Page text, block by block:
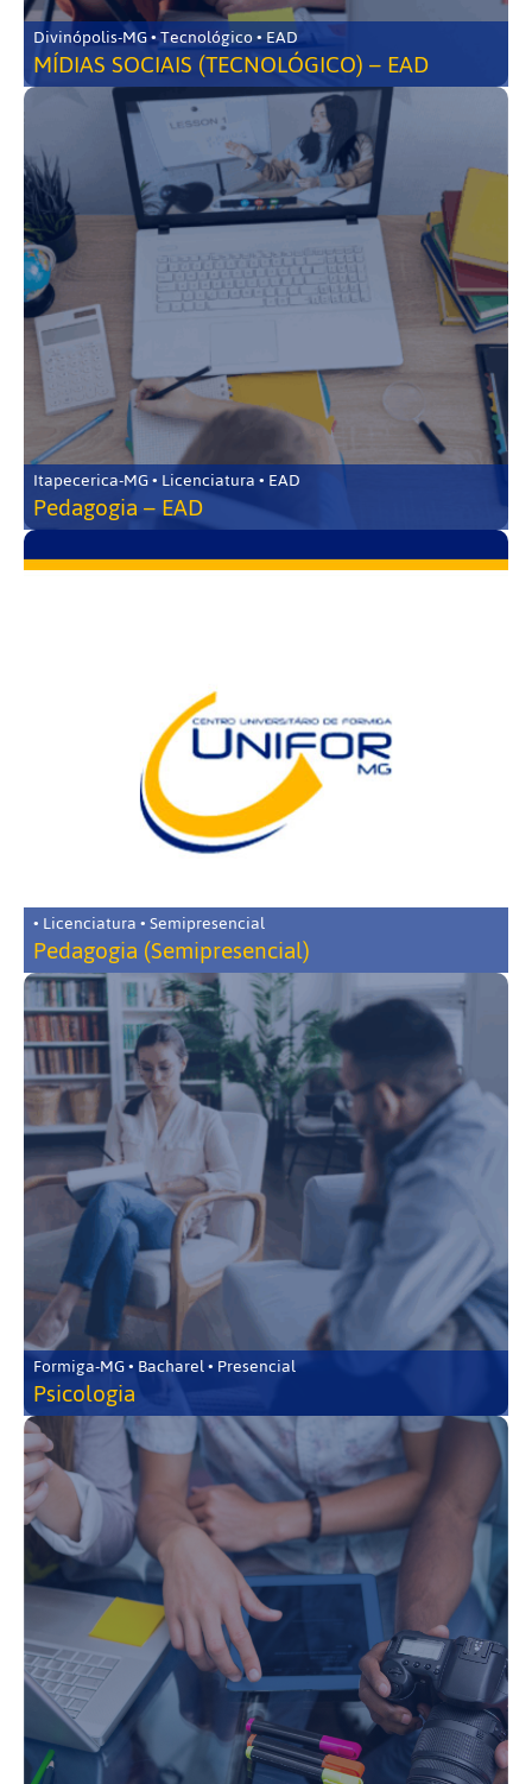
Divinópolis-MG • Tecnológico • EAD
MÍDIAS SOCIAIS (TECNOLÓGICO) – EAD
Itapecerica-MG • Licenciatura • EAD
Pedagogia – EAD
• Licenciatura • Semipresencial
Pedagogia (Semipresencial)
Formiga-MG • Bacharel • Presencial
Psicologia